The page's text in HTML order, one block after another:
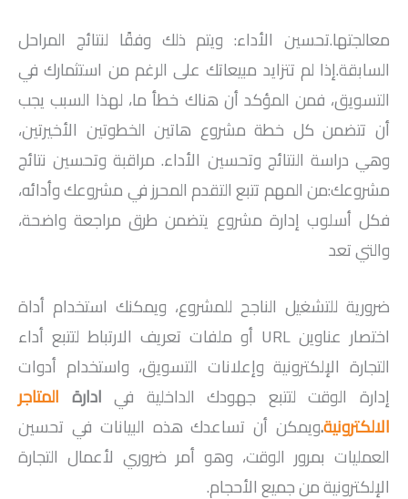
معالجتها.تحسين الأداء: ويتم ذلك وفقًا لنتائج المراحل
السابقة.إذا لم تتزايد مبيعاتك على الرغم من استثمارك في
التسويق، فمن المؤكد أن هناك خطأ ما، لهذا السبب يجب
أن تتضمن كل خطة مشروع هاتين الخطوتين الأخيرتين،
وهي دراسة النتائج وتحسين الأداء. مراقبة وتحسين نتائج
مشروعك:من المهم تتبع التقدم المحرز في مشروعك وأدائه،
فكل أسلوب إدارة مشروع يتضمن طرق مراجعة واضحة،
والتي تعد
ضرورية للتشغيل الناجح للمشروع، ويمكنك استخدام أداة
اختصار عناوين URL أو ملفات تعريف الارتباط لتتبع أداء
التجارة الإلكترونية وإعلانات التسويق، واستخدام أدوات
إدارة الوقت لتتبع جهودك الداخلية فيادارة المتاجر
الالكترونية.ويمكن أن تساعدك هذه البيانات في تحسين
العمليات بمرور الوقت، وهو أمر ضروري لأعمال التجارة
الإلكترونية من جميع الأحجام.